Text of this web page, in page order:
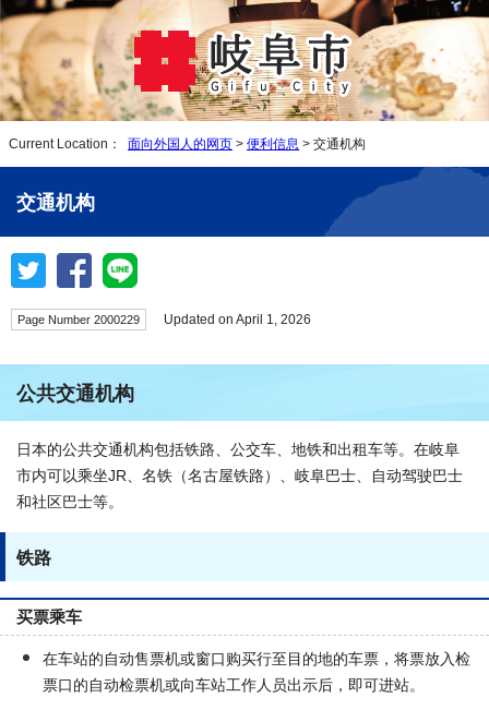
Current Location： 面向外国人的网页 > 便利信息 > 交通机构
交通机构
Page Number 2000229 Updated on April 1, 2026
公共交通机构
日本的公共交通机构包括铁路、公交车、地铁和出租车等。在岐阜
市内可以乘坐JR、名铁（名古屋铁路）、岐阜巴士、自动驾驶巴士
和社区巴士等。
铁路
买票乘车
在车站的自动售票机或窗口购买行至目的地的车票，将票放入检
票口的自动检票机或向车站工作人员出示后，即可进站。